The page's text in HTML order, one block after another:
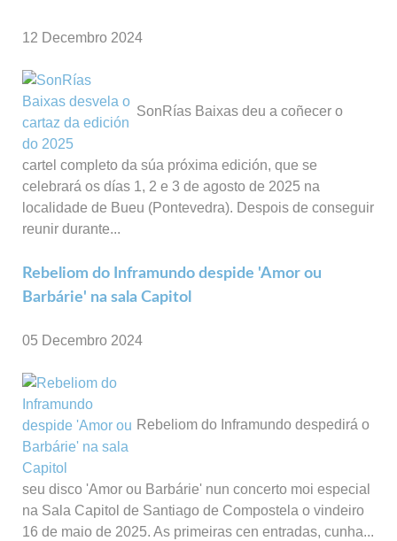
12 Decembro 2024
SonRías Baixas deu a coñecer o
cartel completo da súa próxima edición, que se
celebrará os días 1, 2 e 3 de agosto de 2025 na
localidade de Bueu (Pontevedra). Despois de conseguir
reunir durante...
Rebeliom do Inframundo despide 'Amor ou
Barbárie' na sala Capitol
05 Decembro 2024
Rebeliom do Inframundo despedirá o
seu disco 'Amor ou Barbárie' nun concerto moi especial
na Sala Capitol de Santiago de Compostela o vindeiro
16 de maio de 2025. As primeiras cen entradas, cunha...